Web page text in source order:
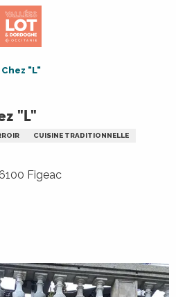
"L"
"L"
CUISINE TRADITIONNELLE
Figeac